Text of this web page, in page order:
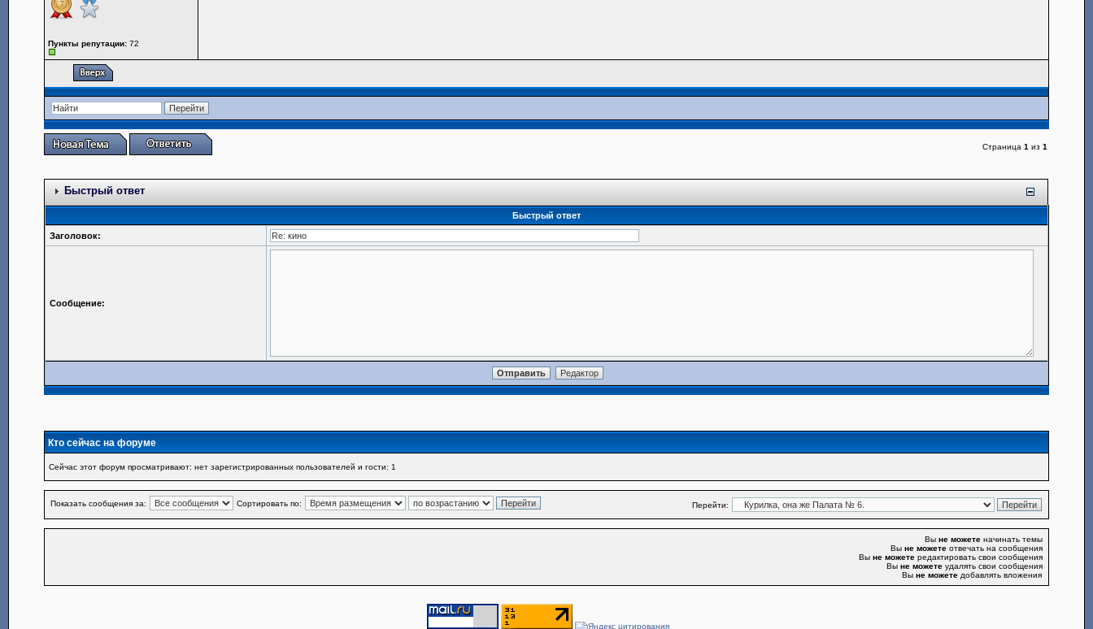
Пункты репутации:72
Страница 1 из 1
Быстрый ответ
Быстрый ответ
Заголовок:
Сообщение:
Кто сейчас на форуме
Сейчас этот форум просматривают: нет зарегистрированных пользователей и гости: 1
Показать сообщения за: Сортировать по: Перейти:
Вы не можетеначинать темы
Вы не можетеотвечать на сообщения
Вы не можетередактировать свои сообщения
Вы не можетеудалять свои сообщения
Вы не можетедобавлять вложения